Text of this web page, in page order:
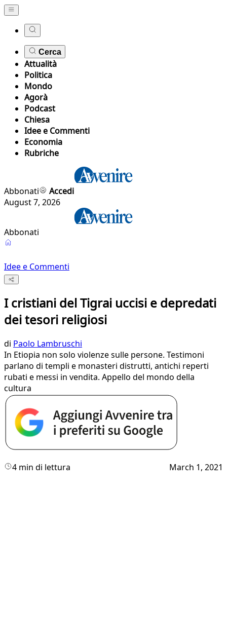
Cerca
Attualità
Politica
Mondo
Agorà
Podcast
Chiesa
Idee e Commenti
Economia
Rubriche
Abbonati
Accedi
August 7, 2026
Abbonati
Idee e Commenti
I cristiani del Tigrai uccisi e depredati
dei tesori religiosi
di Paolo Lambruschi
In Etiopia non solo violenze sulle persone. Testimoni
parlano di templi e monasteri distrutti, antichi reperti
rubati e messi in vendita. Appello del mondo della
cultura
4 min di lettura March 1, 2021